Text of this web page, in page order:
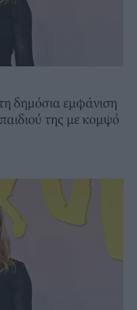
δημόσια εμφάνιση
της με κομψό